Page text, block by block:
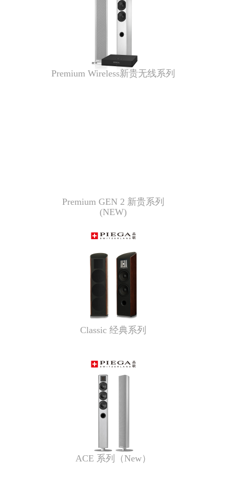
Premium Wireless新贵无线系列
Premium GEN 2 新贵系列
(NEW)
Classic 经典系列
ACE 系列（New）